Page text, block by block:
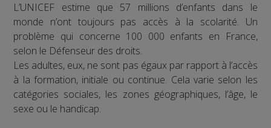
L’UNICEF estime que 57 millions d’enfants dans le
monde n’ont toujours pas accès à la scolarité. Un
problème qui concerne 100 000 enfants en France,
selon le Défenseur des droits.
Les adultes, eux, ne sont pas égaux par rapport à l’accès
à la formation, initiale ou continue. Cela varie selon les
catégories sociales, les zones géographiques, l’âge, le
sexe ou le handicap.